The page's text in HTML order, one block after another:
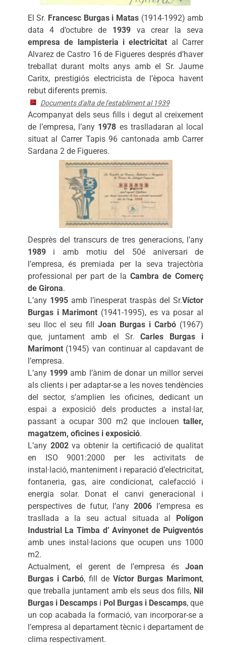
El Sr. Francesc Burgas i Matas(1914-1992) amb
data 4 d’octubre de 1939 va crear la seva
empresa de lampisteria i electricitat al Carrer
Alvarez de Castro 16 de Figueres després d’haver
treballat durant molts anys amb el Sr. Jaume
Caritx, prestigiós electricista de l’època havent
rebut diferents premis.
Documents d'alta de l'establiment al 1939
Acompanyat dels seus fills i degut al creixement
de l’empresa, l’any 1978 es traslladaran al local
situat al Carrer Tapis 96 cantonada amb Carrer
Sardana 2 de Figueres.
Desprès del transcurs de tres generacions, l’any
1989i amb motiu del 50é aniversari de
l’empresa, és premiada per la seva trajectòria
professional per part de laCambra de Comerç
de Girona.
L’any 1995amb l’inesperat traspàs del Sr.Víctor
Burgas i Marimont (1941-1995), es va posar al
seu lloc el seu fillJoan Burgas i Carbó (1967)
que, juntament amb el Sr.Carles Burgas i
Marimont(1945) van continuar al capdavant de
l’empresa.
L’any 1999 amb l’ànim de donar un millor servei
als clients i per adaptar-se a les noves tendències
del sector, s’amplien les oficines, dedicant un
espai a exposició dels productes a instal·lar,
passant a ocupar 300 m2 que inclouentaller,
magatzem, oficines i exposició.
L’any 2002va obtenir la certificació de qualitat
en ISO 9001:2000 per les activitats de
instal·lació, manteniment i reparació d’electricitat,
fontaneria, gas, aire condicionat, calefacció i
energia solar. Donat el canvi generacional i
perspectives de futur, l’any2006 l’empresa es
trasllada a la seu actual situada al
Polígon
Industrial La Timba d’ Avinyonet de Puigventós
amb unes instal·lacions que ocupen uns 1000
m2.
Actualment, el gerent de l’empresa ésJoan
Burgas i Carbó, fill de Víctor Burgas Marimont,
que treballa juntament amb els seus dos fills, Nil
Burgas i Descampsi Pol Burgas i Descamps, que
un cop acabada la formació, van incorporar-se a
l’empresa al departament tècnic i departament de
clima respectivament.